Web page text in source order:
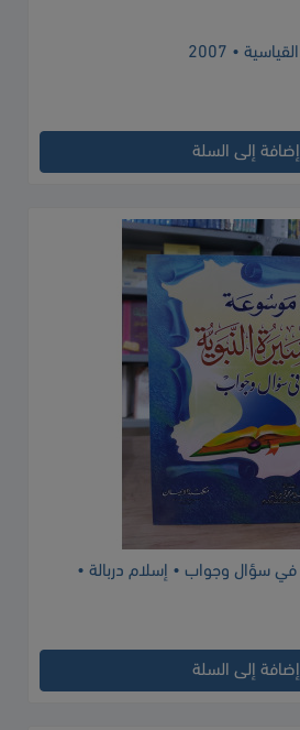
• 2007
إضافة إلى السلة
موسوعة السيرة النبوية في سؤال وجواب • إسلام دربالة •
إضافة إلى السلة